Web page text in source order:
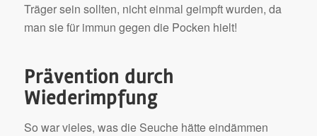
Träger sein sollten, nicht einmal geimpft wurden, da
man sie für immun gegen die Pocken hielt!
Prävention durch
Wiederimpfung
So war vieles, was die Seuche hätte eindämmen